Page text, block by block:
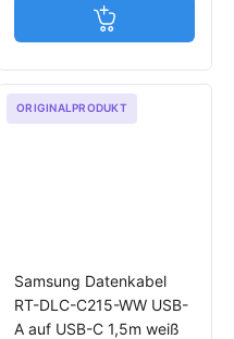
Jetzt in den
ORIGINALPRODUKT
Samsung Datenkabel
RT-DLC-C215-WW USB-
A auf USB-C 1,5m weiß